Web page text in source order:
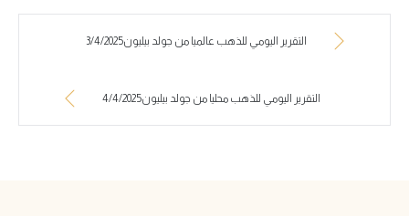
التقرير اليومي للذهب عالميا من جولد بيليون3/4/2025
التقرير اليومي للذهب محليا من جولد بيليون4/4/2025